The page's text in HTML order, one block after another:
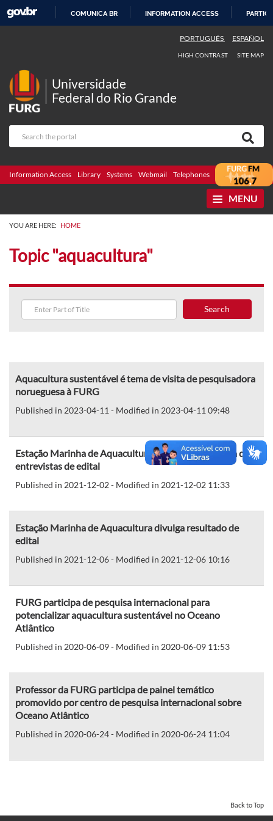
COMUNICA BR INFORMATION ACCESS
PORTUGUÊS ESPAÑOL
HIGH CONTRAST SITE MAP
Universidade
Federal do Rio Grande
Information Access Library Systems Webmail Telephones Bidding
MENU
YOU ARE HERE: HOME
Topic "aquacultura"
Search
Aquacultura sustentável é tema de visita de pesquisadora
norueguesa à FURG
Published in 2023-04-11 - Modified in 2023-04-11 09:48
Estação Marinha de Aquacultura divulga cronograma de
entrevistas de edital
Published in 2021-12-02 - Modified in 2021-12-02 11:33
Estação Marinha de Aquacultura divulga resultado de
edital
Published in 2021-12-06 - Modified in 2021-12-06 10:16
FURG participa de pesquisa internacional para
potencializar aquacultura sustentável no Oceano
Atlântico
Published in 2020-06-09 - Modified in 2020-06-09 11:53
Professor da FURG participa de painel temático
promovido por centro de pesquisa internacional sobre
Oceano Atlântico
Published in 2020-06-24 - Modified in 2020-06-24 11:04
Back to Top